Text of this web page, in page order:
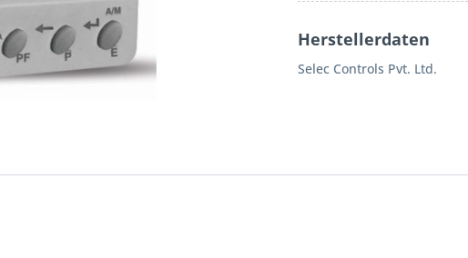
Herstellerdaten
Selec Controls Pvt. Ltd.